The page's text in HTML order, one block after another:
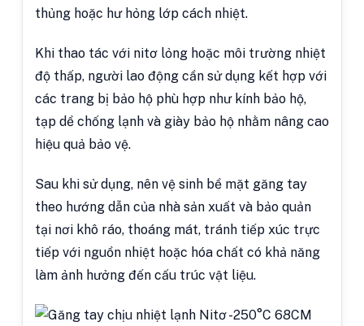
thủng hoặc hư hỏng lớp cách nhiệt.
Khi thao tác với nitơ lỏng hoặc môi trường nhiệt
độ thấp, người lao động cần sử dụng kết hợp với
các trang bị bảo hộ phù hợp như kính bảo hộ,
tạp dề chống lạnh và giày bảo hộ nhằm nâng cao
hiệu quả bảo vệ.
Sau khi sử dụng, nên vệ sinh bề mặt găng tay
theo hướng dẫn của nhà sản xuất và bảo quản
tại nơi khô ráo, thoáng mát, tránh tiếp xúc trực
tiếp với nguồn nhiệt hoặc hóa chất có khả năng
làm ảnh hưởng đến cấu trúc vật liệu.